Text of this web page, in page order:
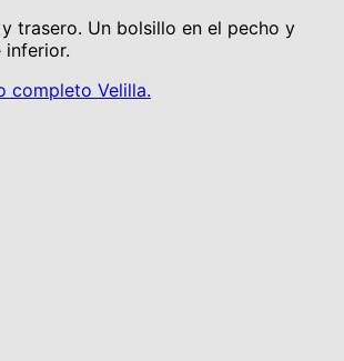
trasero. Un bolsillo en el pecho y
inferior.
completo Velilla.